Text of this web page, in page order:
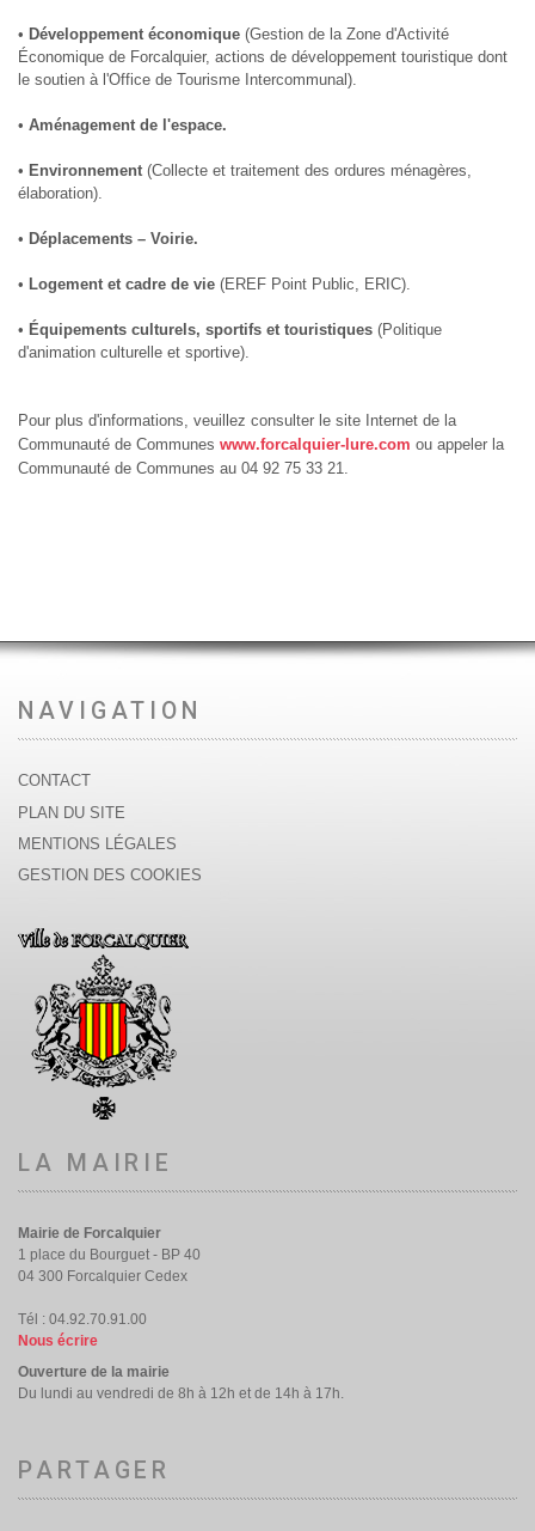
• Développement économique (Gestion de la Zone d'Activité
Économique de Forcalquier, actions de développement touristique dont
le soutien à l'Office de Tourisme Intercommunal).
• Aménagement de l'espace.
• Environnement (Collecte et traitement des ordures ménagères,
élaboration).
• Déplacements – Voirie.
• Logement et cadre de vie (EREF Point Public, ERIC).
• Équipements culturels, sportifs et touristiques (Politique
d'animation culturelle et sportive).
Pour plus d'informations, veuillez consulter le site Internet de la
Communauté de Communes www.forcalquier-lure.com ou appeler la
Communauté de Communes au 04 92 75 33 21.
NAVIGATION
CONTACT
PLAN DU SITE
MENTIONS LÉGALES
GESTION DES COOKIES
LA MAIRIE
Mairie de Forcalquier
1 place du Bourguet - BP 40
04 300 Forcalquier Cedex
Tél : 04.92.70.91.00
Nous écrire
Ouverture de la mairie
Du lundi au vendredi de 8h à 12h et de 14h à 17h.
PARTAGER